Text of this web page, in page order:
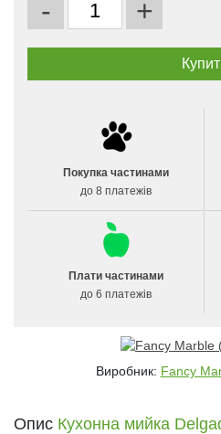
- +
Покупка частинами
до 8 платежів
Плати частинами
до 6 платежів
Виробник: Fancy
Опис Кухонна мийка